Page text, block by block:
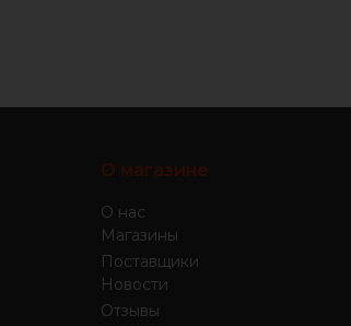
О магазине
О нас
Магазины
Поставщики
Новости
Отзывы